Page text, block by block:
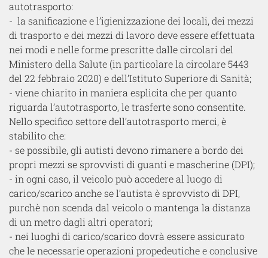
autotrasporto:
- la sanificazione e l’igienizzazione dei locali, dei mezzi
di trasporto e dei mezzi di lavoro deve essere effettuata
nei modi e nelle forme prescritte dalle circolari del
Ministero della Salute (in particolare la circolare 5443
del 22 febbraio 2020) e dell’Istituto Superiore di Sanità;
- viene chiarito in maniera esplicita che per quanto
riguarda l’autotrasporto, le trasferte sono consentite.
Nello specifico settore dell’autotrasporto merci, è
stabilito che:
- se possibile, gli autisti devono rimanere a bordo dei
propri mezzi se sprovvisti di guanti e mascherine (DPI);
- in ogni caso, il veicolo può accedere al luogo di
carico/scarico anche se l’autista è sprovvisto di DPI,
purchè non scenda dal veicolo o mantenga la distanza
di un metro dagli altri operatori;
- nei luoghi di carico/scarico dovrà essere assicurato
che le necessarie operazioni propedeutiche e conclusive